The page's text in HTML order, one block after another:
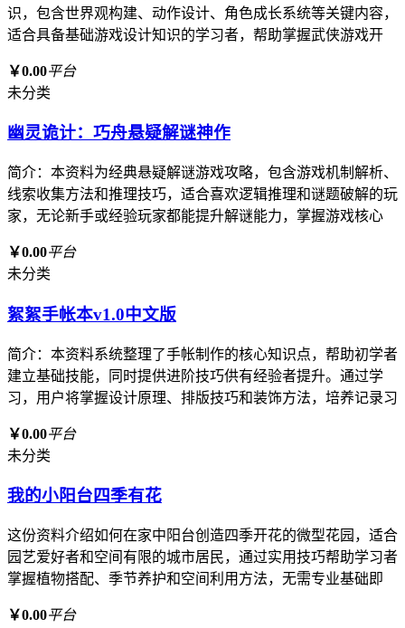
识，包含世界观构建、动作设计、角色成长系统等关键内容，
适合具备基础游戏设计知识的学习者，帮助掌握武侠游戏开
￥0.00平台
未分类
幽灵诡计：巧舟悬疑解谜神作
简介：本资料为经典悬疑解谜游戏攻略，包含游戏机制解析、
线索收集方法和推理技巧，适合喜欢逻辑推理和谜题破解的玩
家，无论新手或经验玩家都能提升解谜能力，掌握游戏核心
￥0.00平台
未分类
絮絮手帐本v1.0中文版
简介：本资料系统整理了手帐制作的核心知识点，帮助初学者
建立基础技能，同时提供进阶技巧供有经验者提升。通过学
习，用户将掌握设计原理、排版技巧和装饰方法，培养记录习
￥0.00平台
未分类
我的小阳台四季有花
这份资料介绍如何在家中阳台创造四季开花的微型花园，适合
园艺爱好者和空间有限的城市居民，通过实用技巧帮助学习者
掌握植物搭配、季节养护和空间利用方法，无需专业基础即
￥0.00平台